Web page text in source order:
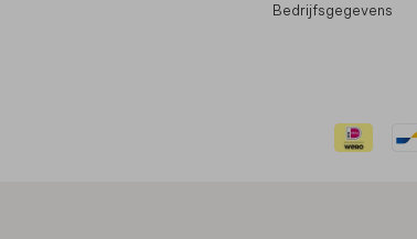
Bedrijfsgegevens